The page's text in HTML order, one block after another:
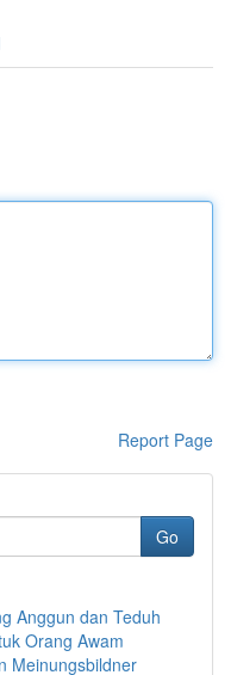
Report Page
Go
Anggun dan Teduh
Orang Awam
Meinungsbildner